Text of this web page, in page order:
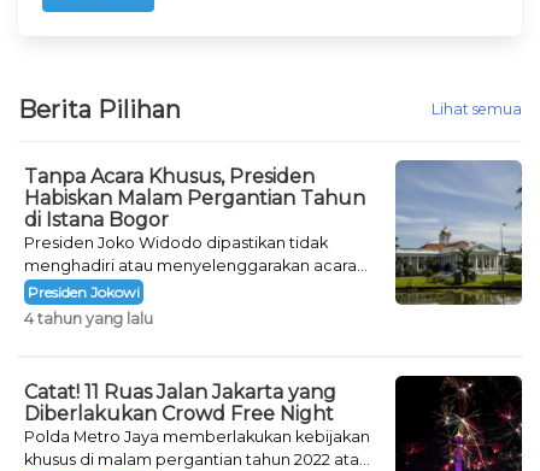
Berita Pilihan Lihat semua
Tanpa Acara Khusus, Presiden
Habiskan Malam Pergantian Tahun
di Istana Bogor
Presiden Joko Widodo dipastikan tidak
menghadiri atau menyelenggarakan acara
khusus untuk mengisi malam pergantian
tahun.
Presiden Jokowi
4 tahun yang lalu
Catat! 11 Ruas Jalan Jakarta yang
Diberlakukan Crowd Free Night
Polda Metro Jaya memberlakukan kebijakan
khusus di malam pergantian tahun 2022 atau